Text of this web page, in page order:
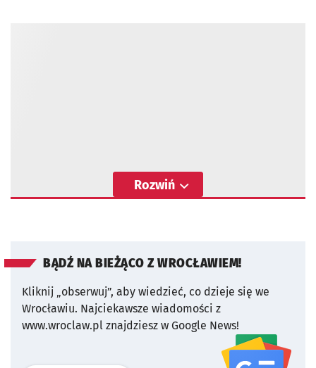
Rozwiń
BĄDŹ NA BIEŻĄCO Z WROCŁAWIEM!
Kliknij „obserwuj”, aby wiedzieć, co dzieje się we
Wrocławiu. Najciekawsze wiadomości z
www.wroclaw.pl znajdziesz w Google News!